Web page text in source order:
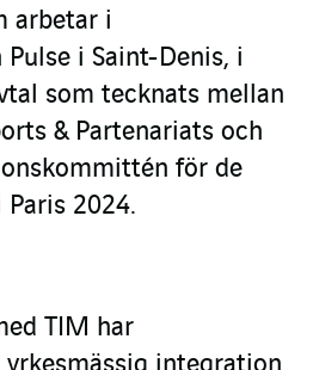
arbetar i
i Saint-Denis, i
som tecknats mellan
& Partenariats och
för de
2024.
TIM har